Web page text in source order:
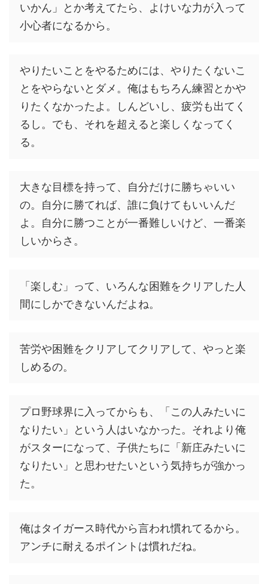
いかん」とか考えてたら、よけいな力が入って
小心者になるから。
やりたいことをやるためには、やりたくないこ
とをやらないとダメ。俺はもちろん練習とかや
りたくなかったよ。しんどいし、疲労も出てく
るし。でも、それを超えると楽しくなってく
る。
大きな目標を持って、自分だけに勝ちゃいい
の。自分に勝てれば、誰に負けてもいいんだ
よ。自分に勝つことが一番難しいけど、一番楽
しいからさ。
「楽しむ」って、いろんな困難をクリアした人
間にしかできないんだよね。
苦労や困難をクリアしてクリアして、やっと楽
しめるの。
プロ野球界に入ってからも、「この人みたいに
なりたい」という人はいなかった。それより俺
がスターになって、子供たちに「新庄みたいに
なりたい」と思わせたいという気持ちが強かっ
た。
俺はタイガース時代から言われ慣れてるから。
アンチに耐えるポイントは慣れだね。